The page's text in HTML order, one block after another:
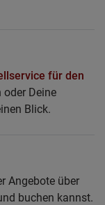
für den
oder Deine
Blick.
Angebote über
buchen kannst.